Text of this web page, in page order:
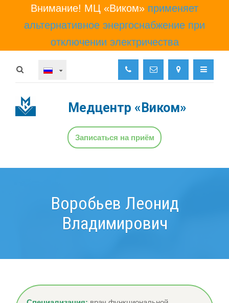
Внимание! МЦ «Виком» применяет
альтернативное энергоснабжение при
отключении электричества
Медцентр «Виком»
Записаться на приём
Воробьев Леонид
Владимирович